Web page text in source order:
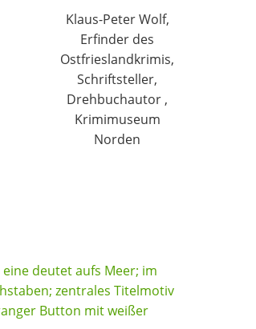
Klaus-Peter Wolf,
Erfinder des
Ostfrieslandkrimis,
Schriftsteller,
Drehbuchautor ,
Krimimuseum
Norden